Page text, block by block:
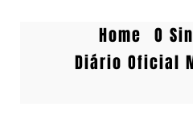
Home O
Diário Oficial